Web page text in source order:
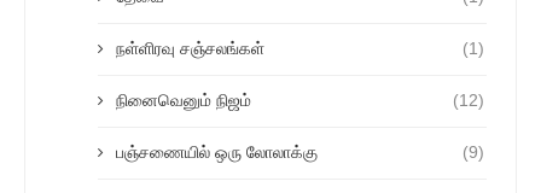
நள்ளிரவு சஞ்சலங்கள் (1)
நினைவெனும் நிஜம் (12)
பஞ்சணையில் ஒரு லோலாக்கு (9)